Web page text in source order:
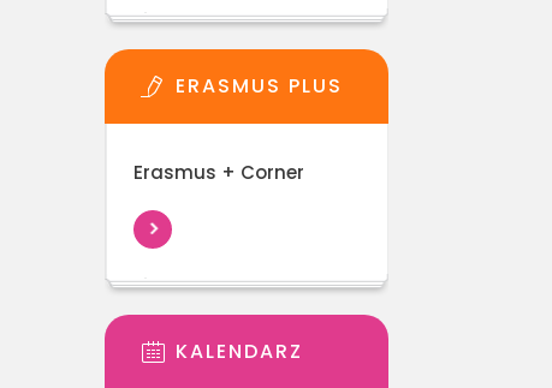
ERASMUS PLUS
Erasmus + Corner
KALENDARZ